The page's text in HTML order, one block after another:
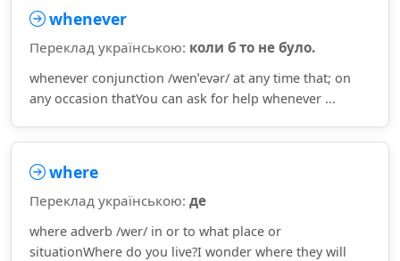
whenever
Переклад українською: коли б то не було.
whenever conjunction /wenˈevər/ at any time that; on
any occasion thatYou can ask for help whenever ...
where
Переклад українською: де
where adverb /wer/ in or to what place or
situationWhere do you live?I wonder where they will